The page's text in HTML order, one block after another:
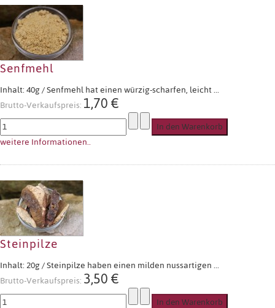
Senfmehl
Inhalt: 40g / Senfmehl hat einen würzig-scharfen, leicht ...
Brutto-Verkaufspreis:1,70 €
weitere Informationen..
Steinpilze
Inhalt: 20g / Steinpilze haben einen milden nussartigen ...
Brutto-Verkaufspreis:3,50 €